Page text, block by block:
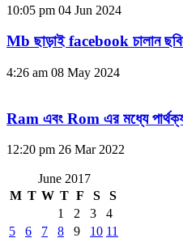
10:05 pm 04 Jun 2024
Mb ছাড়াই facebook চালান
4:26 am 08 May 2024
Ram এবং Rom এর মধ্যে
12:20 pm 26 Mar 2022
June 2017
M T W T F S
S
1
2 3
4
5
6 7 8 9 10 11